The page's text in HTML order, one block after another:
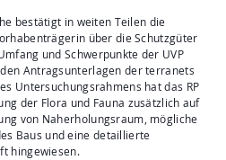
bestätigt in weiten Teilen die
über die Schutzgüter
und Schwerpunkte der UVP
Antragsunterlagen der terranets
Untersuchungsrahmens hat das RP
der Flora und Fauna zusätzlich auf
von Naherholungsraum, mögliche
Baus und eine detaillierte
hingewiesen.